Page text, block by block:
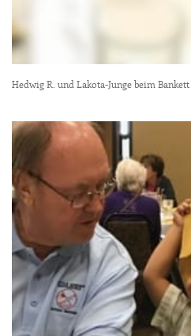
Hedwig R. und Lakota-Junge beim Bankett